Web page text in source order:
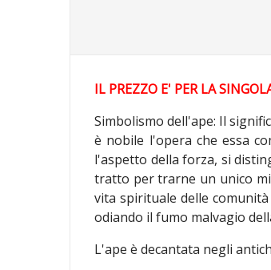
IL PREZZO E' PER LA
Simbolismo dell'ape: Il
è nobile l'opera che essa
l'aspetto della forza, si
tratto per trarne un unico
vita spirituale delle
odiando il fumo malvagio
L'ape è decantata negli